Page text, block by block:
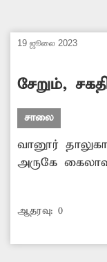
பாலம்
19 ஜூலை 2023
சேறும்,
சாலை
வானூர்
அருகே கைலாஷ்
சேறும்,
காரணமாக
ஓட்டிகள்
ஆதரவு: 0